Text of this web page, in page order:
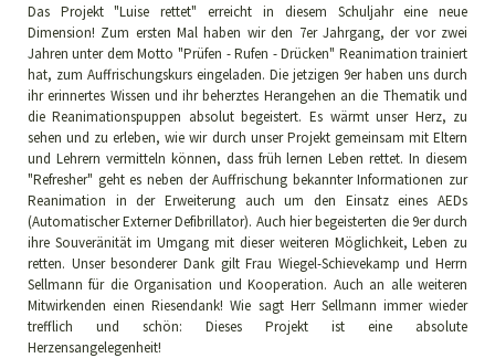
Das Projekt "Luise rettet" erreicht in diesem Schuljahr eine neue
Dimension! Zum ersten Mal haben wir den 7er Jahrgang, der vor zwei
Jahren unter dem Motto "Prüfen - Rufen - Drücken" Reanimation trainiert
hat, zum Auffrischungskurs eingeladen. Die jetzigen 9er haben uns durch
ihr erinnertes Wissen und ihr beherztes Herangehen an die Thematik und
die Reanimationspuppen absolut begeistert. Es wärmt unser Herz, zu
sehen und zu erleben, wie wir durch unser Projekt gemeinsam mit Eltern
und Lehrern vermitteln können, dass früh lernen Leben rettet. In diesem
"Refresher" geht es neben der Auffrischung bekannter Informationen zur
Reanimation in der Erweiterung auch um den Einsatz eines AEDs
(Automatischer Externer Defibrillator). Auch hier begeisterten die 9er durch
ihre Souveränität im Umgang mit dieser weiteren Möglichkeit, Leben zu
retten. Unser besonderer Dank gilt Frau Wiegel-Schievekamp und Herrn
Sellmann für die Organisation und Kooperation. Auch an alle weiteren
Mitwirkenden einen Riesendank! Wie sagt Herr Sellmann immer wieder
trefflich und schön: Dieses Projekt ist eine absolute
Herzensangelegenheit!